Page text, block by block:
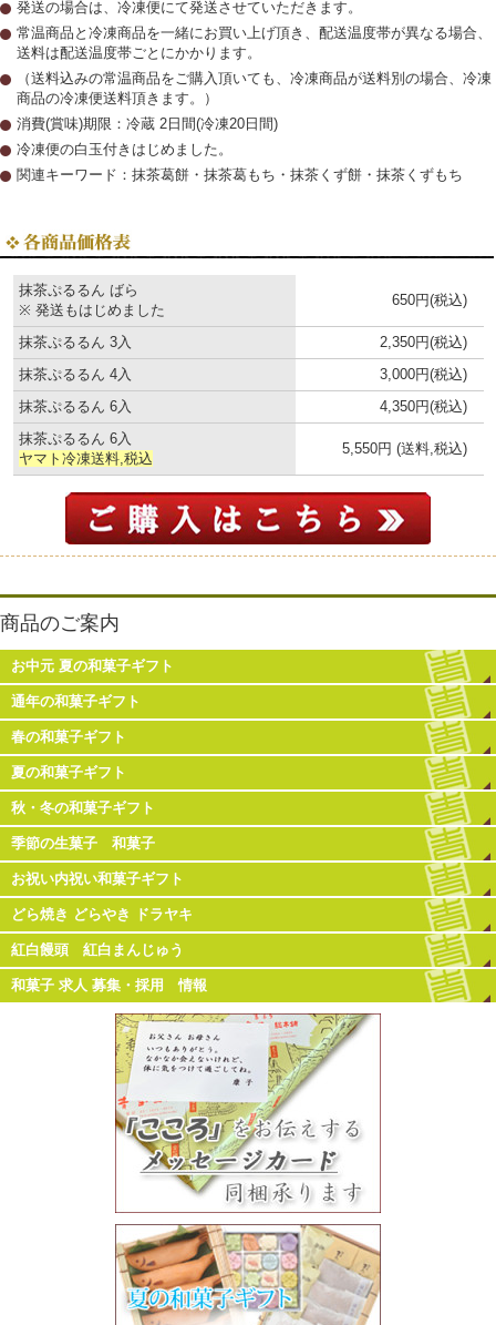
発送の場合は、冷凍便にて発送させていただきます。
常温商品と冷凍商品を一緒にお買い上げ頂き、 配送温度帯が異なる場合、
送料は配送温度帯ごとにかかります。
（送料込みの常温商品をご購入頂いても、冷凍商品が送料別の場合、冷凍
商品の冷凍便送料頂きます。）
消費(賞味)期限：冷蔵 2日間(冷凍20日間)
冷凍便の白玉付きはじめました。
関連キーワード：抹茶葛餅・抹茶葛もち・抹茶くず餅・抹茶くずもち
抹茶ぷるるん ばら
※ 発送もはじめました
650円(税込)
抹茶ぷるるん 3入
2,350円(税込)
抹茶ぷるるん 4入
3,000円(税込)
抹茶ぷるるん 6入
4,350円(税込)
抹茶ぷるるん 6入
ヤマト冷凍送料,税込
5,550円 (送料,税込)
商品のご案内
お中元 夏の和菓子ギフト
通年の和菓子ギフト
春の和菓子ギフト
夏の和菓子ギフト
秋・冬の和菓子ギフト
季節の生菓子 和菓子
お祝い内祝い和菓子ギフト
どら焼き どらやき ドラヤキ
紅白饅頭 紅白まんじゅう
和菓子 求人 募集・採用 情報